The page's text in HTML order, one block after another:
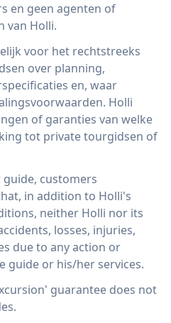
en geen agenten of
van Holli.
voor het rechtstreeks
over planning,
en, waar
Holli
of garanties van welke
tot private tourgidsen of
customers
in addition to Holli's
neither Holli nor its
losses, injuries,
due to any action or
guide or his/her services.
guarantee does not